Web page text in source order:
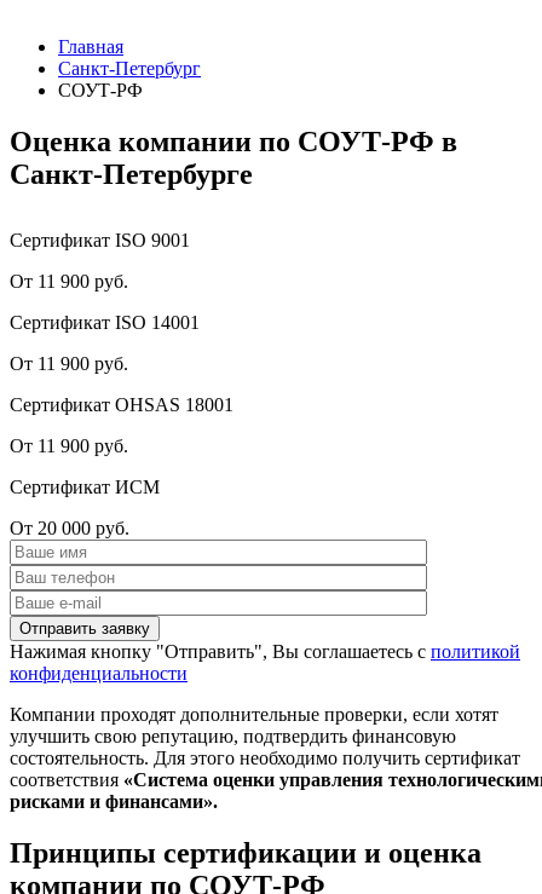
Главная
Санкт-Петербург
СОУТ-РФ
Оценка компании по СОУТ-РФ в
Санкт-Петербурге
Сертификат ISO 9001
От 11 900 руб.
Сертификат ISO 14001
От 11 900 руб.
Сертификат OHSAS 18001
От 11 900 руб.
Сертификат ИСМ
От 20 000 руб.
Нажимая кнопку "Отправить", Вы соглашаетесь с политикой
конфиденциальности
Компании проходят дополнительные проверки, если хотят
улучшить свою репутацию, подтвердить финансовую
состоятельность. Для этого необходимо получить сертификат
соответствия «Система оценки управления
рисками и финансами».
Принципы сертификации и оценка
компании по СОУТ-РФ